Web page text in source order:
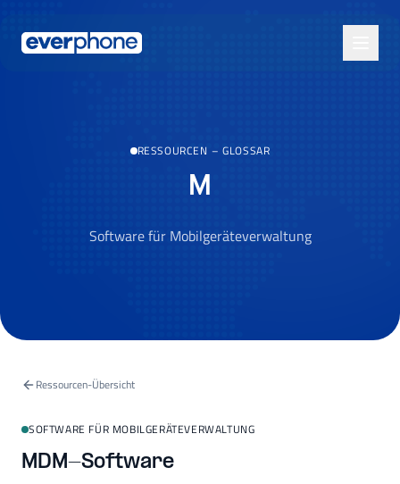
RESSOURCEN – GLOSSAR
M
Software für Mobilgeräteverwaltung
Ressourcen-Übersicht
SOFTWARE FÜR MOBILGERÄTEVERWALTUNG
MDM-Software